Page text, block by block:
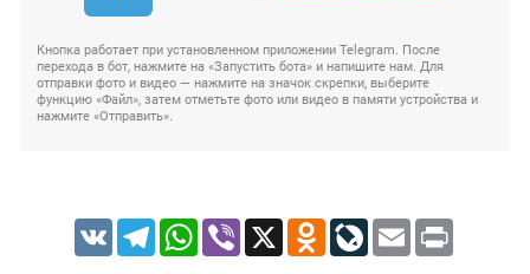
Кнопка работает при установленном приложении Telegram. После
перехода в бот, нажмите на «Запустить бота» и напишите нам. Для
отправки фото и видео — нажмите на значок скрепки, выберите
функцию «Файл», затем отметьте фото или видео в памяти устройства и
нажмите «Отправить».
VK TelegramWhatsApp
Viber X Odnoklassniki
LiveJournal
Email Print